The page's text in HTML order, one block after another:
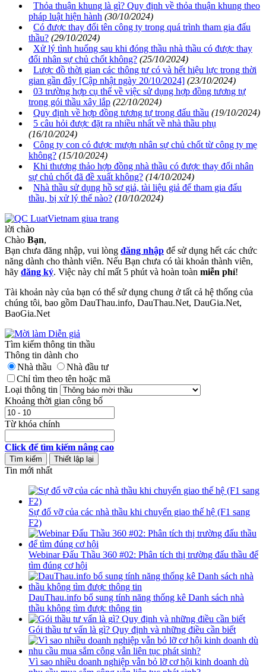
Thỏa thuận khung là gì? Quy định về thỏa thuận khung theo
pháp luật hiện hành (30/10/2024)
Có được thay đổi tên công ty trong quá trình tham gia đấu
thầu? (29/10/2024)
Xử lý tình huống sau khi đóng thầu nhà thầu có được thay
đổi nhân sự chủ chốt không? (25/10/2024)
Lược đồ thời gian các thông tư có và hết hiệu lực trong thời
gian gần đây [Cập nhật ngày 20/10/2024] (23/10/2024)
03 trường hợp cụ thể về việc sử dụng hợp đồng tương tự
trong gói thầu xây lắp (22/10/2024)
Quy định về hợp đồng tương tự trong đấu thầu (19/10/2024)
5 câu hỏi được đặt ra nhiều nhất về nhà thầu phụ
(16/10/2024)
Công ty con có được mượn nhân sự chủ chốt từ công ty mẹ
không? (15/10/2024)
Khi thương thảo hợp đồng nhà thầu có được thay đổi nhân
sự chủ chốt đã đề xuất không? (14/10/2024)
Nhà thầu sử dụng hồ sơ giả, tài liệu giả để tham gia đấu
thầu, bị xử lý thế nào? (10/10/2024)
lời chào
Chào Bạn,
Bạn chưa đăng nhập, vui lòng đăng nhập để sử dụng hết các chức
năng dành cho thành viên. Nếu Bạn chưa có tài khoản thành viên,
hãy đăng ký. Việc này chỉ mất 5 phút và hoàn toàn miễn phí!
Tài khoản này của bạn có thể sử dụng chung ở tất cả hệ thống của
chúng tôi, bao gồm DauThau.info, DauThau.Net, DauGia.Net,
BaoGia.Net
Tìm kiếm thông tin thầu
Thông tin dành cho
Nhà thầu
Nhà đầu tư
Chỉ tìm theo tên hoặc mã
Loại thông tin
Khoảng thời gian công bố
Từ khóa chính
Click để tìm kiếm nâng cao
Tin mới nhất
Sự đổ vỡ của các nhà thầu khi chuyển giao thế hệ (F1 sang
F2)
Webinar Đấu Thầu 360 #02: Phân tích thị trường đấu thầu để
tìm đúng cơ hội
DauThau.info bổ sung tính năng thống kê Danh sách nhà
thầu không tìm được thông tin
Gói thầu tư vấn là gì? Quy định và những điều cần biết
Vì sao nhiều doanh nghiệp vẫn bỏ lỡ cơ hội kinh doanh dù